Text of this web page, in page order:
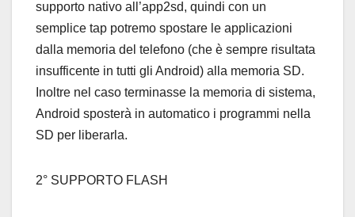
supporto nativo all’app2sd, quindi con un
semplice tap potremo spostare le applicazioni
dalla memoria del telefono (che è sempre risultata
insufficente in tutti gli Android) alla memoria SD.
Inoltre nel caso terminasse la memoria di sistema,
Android sposterà in automatico i programmi nella
SD per liberarla.
2° SUPPORTO FLASH